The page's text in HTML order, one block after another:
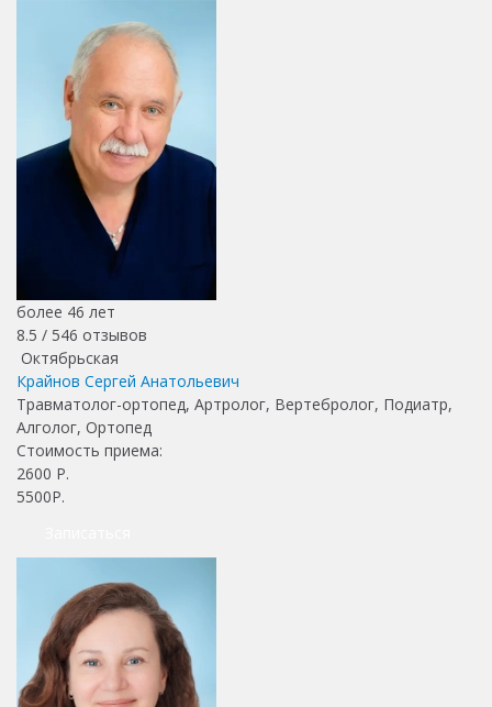
более 46 лет
8.5 / 546 отзывов
Октябрьская
Крайнов Сергей Анатольевич
Травматолог-ортопед, Артролог, Вертебролог, Подиатр,
Алголог, Ортопед
Стоимость приема:
2600 Р.
5500Р.